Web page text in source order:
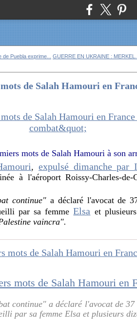
de Puebla exprime... GUERRE EN UKRAINE :
de Salah Hamouri en
mots de Salah Hamouri à son
, expulsé dimanche par
à l'aéroport Roissy-Charles-
continue"a déclaré l'avocat de
par sa femmeElsa et
vaincra".
continue" a déclaré l'avocat de
par sa femme Elsa et plusieurs